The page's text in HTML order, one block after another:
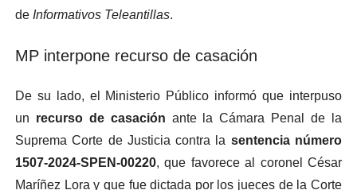
de Informativos Teleantillas.
MP interpone recurso de casación
De su lado, el Ministerio Público informó que interpuso
un recurso de casación ante la Cámara Penal de la
Suprema Corte de Justicia contra la sentencia número
1507-2024-SPEN-00220, que favorece al coronel César
Maríñez Lora y que fue dictada por los jueces de la Corte